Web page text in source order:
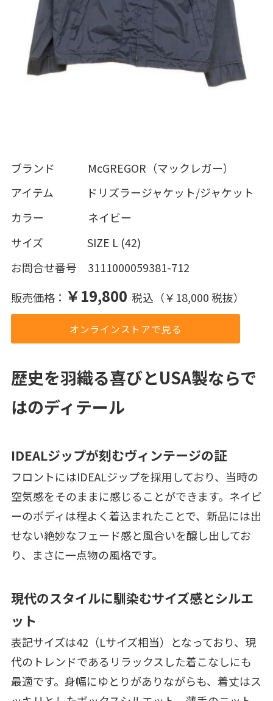
ブランド McGREGOR（マックレガー）
アイテム ドリズラージャケット/ジャケット
カラー ネイビー
サイズ SIZE L (42)
お問合せ番号 3111000059381-712
販売価格： ￥19,800 税込（￥18,000 税抜）
オンラインストアで見る
歴史を羽織る喜びとUSA製ならで
はのディテール
IDEALジップが刻むヴィンテージの証
フロントにはIDEALジップを採用しており、当時の
空気感をそのままに感じることができます。ネイビ
ーのボディは程よく着込まれたことで、新品には出
せない絶妙なフェード感と風合いを醸し出してお
り、まさに一点物の風格です。
現代のスタイルに馴染むサイズ感とシルエ
ット
表記サイズは42（Lサイズ相当）となっており、現
代のトレンドであるリラックスした着こなしにも
最適です。身幅にゆとりがありながらも、着丈はス